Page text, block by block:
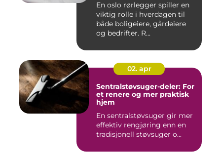
En oslo rørlegger spiller en
viktig rolle i hverdagen til
både boligeiere, gårdeiere
og bedrifter. R...
02. apr
Sentralstøvsuger-deler: For
et renere og mer praktisk
hjem
En sentralstøvsuger gir mer
effektiv rengjøring enn en
tradisjonell støvsuger o...